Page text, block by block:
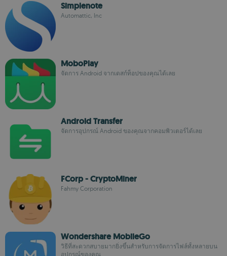
Simplenote
Automattic, Inc
MoboPlay
จัดการ Android จากเดสก์ท็อปของคุณได้เลย
Android Transfer
จัดการอุปกรณ์ Android ของคุณจากคอมพิวเตอร์ได้เลย
FCorp - CryptoMiner
Fahmy Corporation
Wondershare MobileGo
วิธีที่สะดวกสบายมากยิ่งขึ้นสำหรับการจัดการไฟล์ทั้งหลายบน
อุปกรณ์ของคุณ